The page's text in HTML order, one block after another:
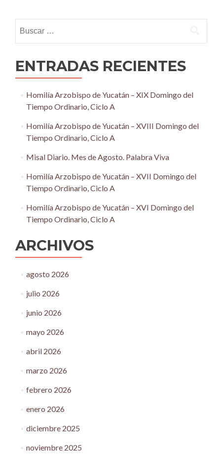
navigation
ENTRADAS RECIENTES
Homilía Arzobispo de Yucatán – XIX Domingo del
Tiempo Ordinario, Ciclo A
Homilía Arzobispo de Yucatán – XVIII Domingo del
Tiempo Ordinario, Ciclo A
Misal Diario. Mes de Agosto. Palabra Viva
Homilía Arzobispo de Yucatán – XVII Domingo del
Tiempo Ordinario, Ciclo A
Homilía Arzobispo de Yucatán – XVI Domingo del
Tiempo Ordinario, Ciclo A
ARCHIVOS
agosto 2026
julio 2026
junio 2026
mayo 2026
abril 2026
marzo 2026
febrero 2026
enero 2026
diciembre 2025
noviembre 2025